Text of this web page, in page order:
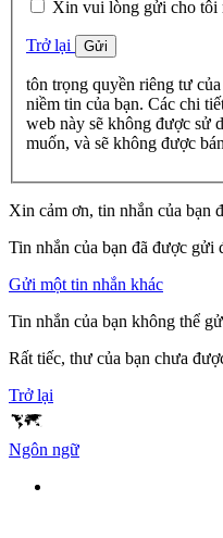
Trở lại Gửi
tôn trọng quyền riêng tư của bạn và cam
niềm tin của bạn. Các chi tiết mà bạn
web này sẽ không được sử dụng để
muốn, và sẽ không được
Xin cảm ơn, tin nhắn của bạn
Tin nhắn của bạn đã được gửi
Gửi một tin nhắn khác
Tin nhắn của bạn không thể
Rất tiếc, thư của bạn chưa
Trở lại
Ngôn ngữ